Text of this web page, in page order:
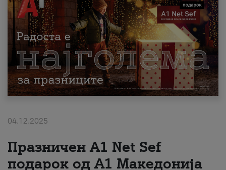
МК EN SQ
Приватни Деловни
Поддршка
Надополни кредит
За нас
04.12.2025
Празничен A1 Net Sеf
подарок од А1 Македонија